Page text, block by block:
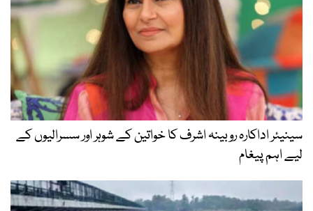
سینیئر اداکارہ روبینہ اشرف کا خواتین کے شوہر اور سسرالیوں کے
لیے اہم پیغام